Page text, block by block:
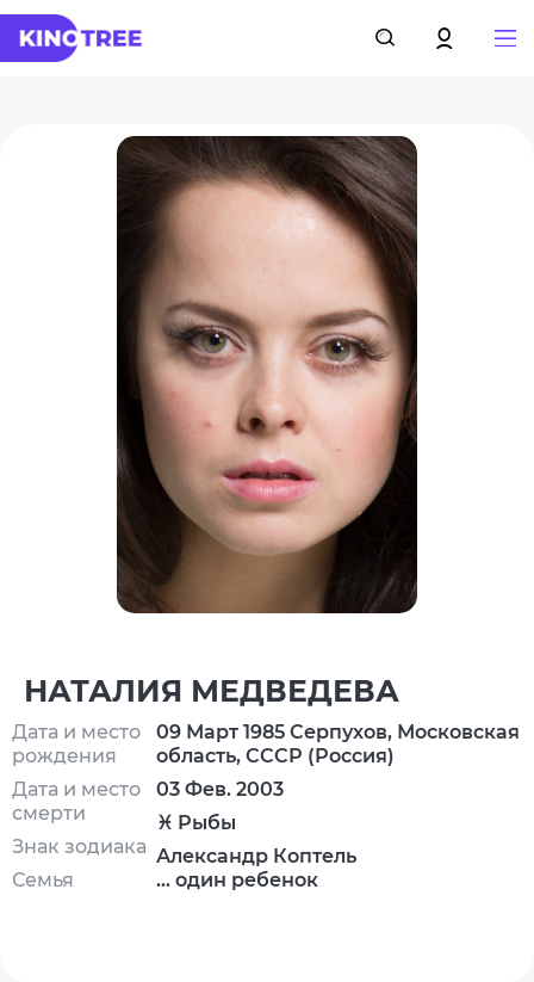
НАТАЛИЯ МЕДВЕДЕВА
Дата и место
рождения
Дата и место
смерти
Знак зодиака
Семья
09 Март 1985 Серпухов, Московская
область, СССР (Россия)
03 Фев. 2003
♓ Рыбы
Александр Коптель
... один ребенок